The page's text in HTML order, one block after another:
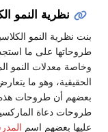
نظرية النمو
طروحاتها على ما
وخاصة معدلات النمو
الحقيقية، وهو ما
بعضهم أن طروحات
طروحات دعاة
عليها بعضهم اسم